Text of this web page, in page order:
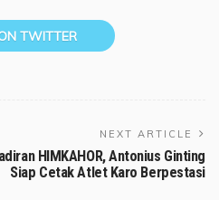
TWITTER
NEXT ARTICLE
HIMKAHOR, Antonius Ginting
Siap Cetak Atlet Karo Berpestasi